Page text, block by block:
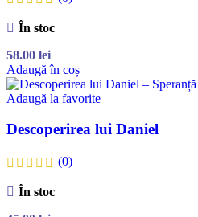
În stoc
58.00 lei
Adaugă în coș
Adaugă la favorite
Descoperirea lui Daniel
(0)
În stoc